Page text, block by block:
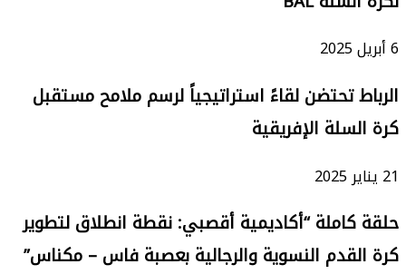
6 أبريل 2025
الرباط تحتضن لقاءً استراتيجياً لرسم ملامح مستقبل
كرة السلة الإفريقية
21 يناير 2025
حلقة كاملة “أكاديمية أقصبي: نقطة انطلاق لتطوير
كرة القدم النسوية والرجالية بعصبة فاس – مكناس”